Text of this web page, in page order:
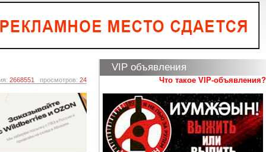
2668551 просмотров: 24
VIP объявления
Что такое VIP-объявления?